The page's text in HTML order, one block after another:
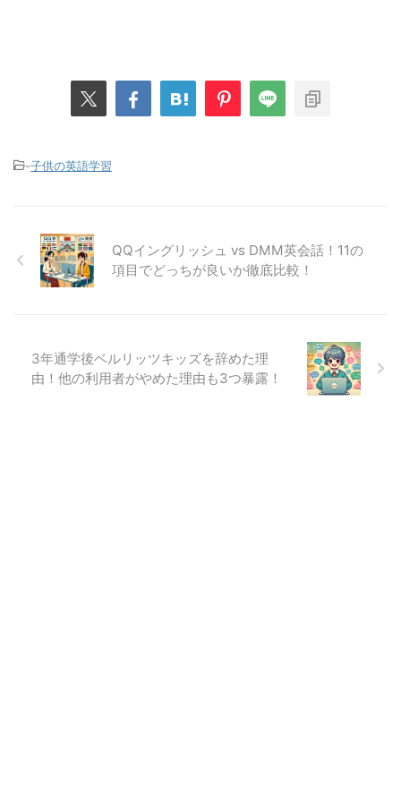
-子供の英語学習
QQイングリッシュ vs DMM英会話！11の
項目でどっちが良いか徹底比較！
3年通学後ベルリッツキッズを辞めた理
由！他の利用者がやめた理由も3つ暴露！